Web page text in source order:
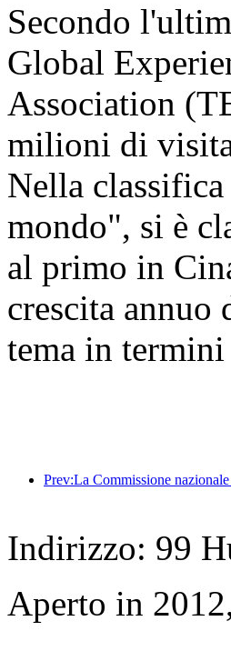
Secondo
Global
Association
milioni di
Nella
mondo", si è
al primo in
crescita
tema in
Indirizzo: 99
Aperto in